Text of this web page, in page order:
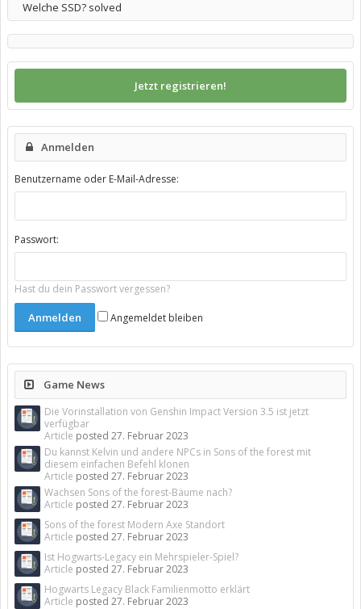
Welche SSD? solved
Jetzt registrieren!
Anmelden
Benutzername oder E-Mail-Adresse:
Passwort:
Hast du dein Passwort vergessen?
Angemeldet bleiben
Game News
Die Vorinstallation von Genshin Impact Version 3.5 ist jetzt
verfügbar
Article posted 27. Februar 2023
Du kannst Kelvin und andere NPCs in Sons of the forest mit
diesem einfachen Befehl klonen
Article posted 27. Februar 2023
Wachsen Sons of the forest-Bäume nach?
Article posted 27. Februar 2023
Sons of the forest Modern Axe Standort
Article posted 27. Februar 2023
Ist Hogwarts-Legacy ein Mehrspieler-Spiel?
Article posted 27. Februar 2023
Hogwarts Legacy Black Familienmotto erklärt
Article posted 27. Februar 2023